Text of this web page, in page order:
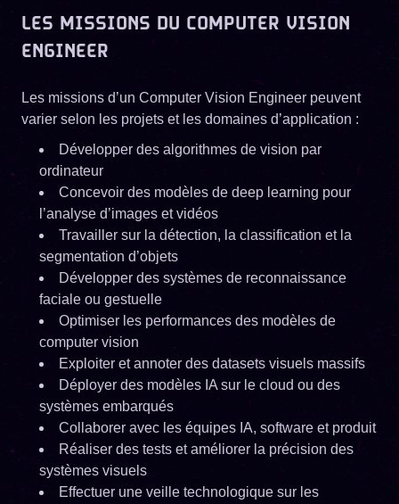
LES MISSIONS DU COMPUTER VISION
ENGINEER
Les missions d’un Computer Vision Engineer peuvent
varier selon les projets et les domaines d’application :
Développer des algorithmes de vision par
ordinateur
Concevoir des modèles de deep learning pour
l’analyse d’images et vidéos
Travailler sur la détection, la classification et la
segmentation d’objets
Développer des systèmes de reconnaissance
faciale ou gestuelle
Optimiser les performances des modèles de
computer vision
Exploiter et annoter des datasets visuels massifs
Déployer des modèles IA sur le cloud ou des
systèmes embarqués
Collaborer avec les équipes IA, software et produit
Réaliser des tests et améliorer la précision des
systèmes visuels
Effectuer une veille technologique sur les